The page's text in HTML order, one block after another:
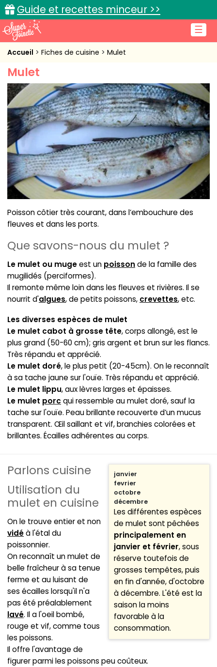
☰
Guide et recettes minceur >>
Accueil
Recettes de cuisine
Cuisine pratique
L'actu cuisine
Connexion
Accueil Fiches de cuisine Mulet
Mulet
Poisson côtier très courant, dans l’embouchure des
fleuves et dans les ports.
Que savons-nous du mulet ?
Le mulet ou mugeest un poissonde la famille des
mugilidés (perciformes).
Il remonte même loin dans les fleuves et rivières. Il se
nourrit d'algues, de petits poissons, crevettes, etc.
Les diverses espèces de mulet
Le mulet cabot à grosse tête, corps allongé, est le
plus grand (50-60 cm); gris argent et brun sur les flancs.
Très répandu et apprécié.
Le mulet doré, le plus petit (20-45cm). On le reconnaît
à sa tache jaune sur l'ouïe. Très répandu et apprécié.
Le mulet lippu, aux lèvres larges et épaisses.
Le mulet porc qui ressemble au mulet doré, sauf la
tache sur l'ouïe. Peau brillante recouverte d’un mucus
transparent. Œil saillant et vif, branchies colorées et
brillantes. Écailles adhérentes au corps.
janvier
fevrier
octobre
décembre
Les différentes espèces
de mulet sont pêchées
principalement en
janvier et février, sous
réserve toutefois de
grosses tempêtes, puis
en fin d'année, d'octobre
à décembre. L'été est la
saison la moins
favorable à la
consommation.
Parlons cuisine
Utilisation du
mulet en cuisine
On le trouve entier et non
vidéà l'étal du
poissonnier.
On reconnaît un mulet de
belle fraîcheur à sa tenue
ferme et au luisant de
ses écailles lorsqu'il n'a
pas été préalablement
lavé. Il a l'oeil bombé,
rouge et vif, comme tous
les poissons.
Il offre l'avantage de
figurer parmi les poissons peu coûteux.